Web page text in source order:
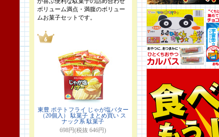
ボリューム満点・満腹のボリュー
ムお菓子セットです。
東豊 ポテトフライ じゃが塩バター
（20個入） 駄菓子 まとめ買い ス
ナック系 駄菓子
698円(税抜 646円)